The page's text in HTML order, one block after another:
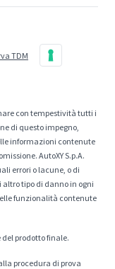
TDM
con tempestività tutti i
di questo impegno,
informazioni contenute
AutoXY S.p.A.
errori o lacune, o di
tipo di danno in ogni
funzionalità contenute
prodotto finale.
procedura di prova